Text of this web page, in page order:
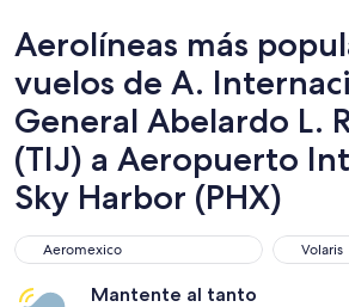
Aerolíneas más
vuelos de A.
General Abelardo L.
(TIJ) a Aeropuerto
Sky Harbor (PHX)
Aeromexico
Aeromexico Volaris
Volaris
Mantente al tanto